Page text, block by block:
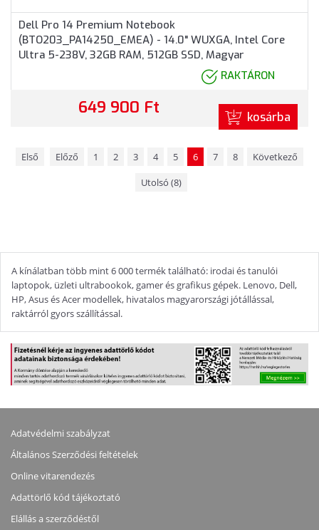
Dell Pro 14 Premium Notebook
(BTO203_PA14250_EMEA) - 14.0" WUXGA, Intel Core
Ultra 5-238V, 32GB RAM, 512GB SSD, Magyar
billentyűzet, Windows 11 Professional, 3 év garancia,
RAKTÁRON
649 900 Ft kosárba
Első Előző 1 2 3 4 5 6 7 8
Következő
Utolsó (8)
A kínálatban több mint 6 000 termék található: irodai és tanulói
laptopok, üzleti ultrabookok, gamer és grafikus gépek. Lenovo, Dell,
HP, Asus és Acer modellek, hivatalos magyarországi jótállással,
raktárról gyors szállítással.
Adatvédelmi szabályzat
Általános Szerződési feltételek
Online vitarendezés
Adattörlő kód tájékoztató
Elállás a szerződéstől